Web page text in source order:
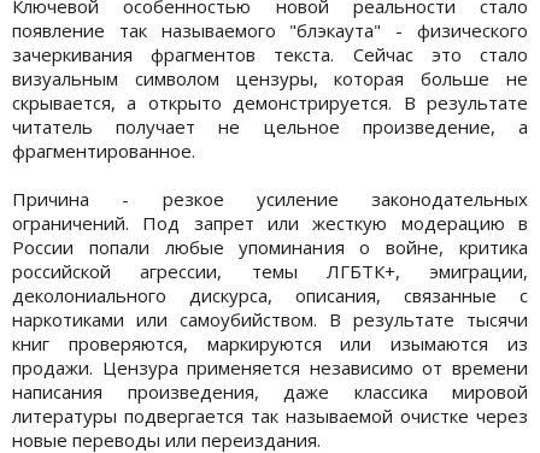
Ключевой особенностью новой реальности стало
появление так называемого "блэкаута" - физического
зачеркивания фрагментов текста. Сейчас это стало
визуальным символом цензуры, которая больше не
скрывается, а открыто демонстрируется. В результате
читатель получает не цельное произведение, а
фрагментированное.
Причина - резкое усиление законодательных
ограничений. Под запрет или жесткую модерацию в
России попали любые упоминания о войне, критика
российской агрессии, темы ЛГБТК+, эмиграции,
деколониального дискурса, описания, связанные с
наркотиками или самоубийством. В результате тысячи
книг проверяются, маркируются или изымаются из
продажи. Цензура применяется независимо от времени
написания произведения, даже классика мировой
литературы подвергается так называемой очистке через
новые переводы или переиздания.